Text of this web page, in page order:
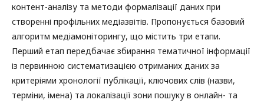
контент-аналізу та методи формалізації даних при
створенні профільних медіазвітів. Пропонується базовий
алгоритм медіамоніторингу, що містить три етапи.
Перший етап передбачає збирання тематичної інформації
із первинною систематизацією отриманих даних за
критеріями хронології публікації, ключових слів (назви,
терміни, імена) та локалізації зони пошуку в онлайн- та